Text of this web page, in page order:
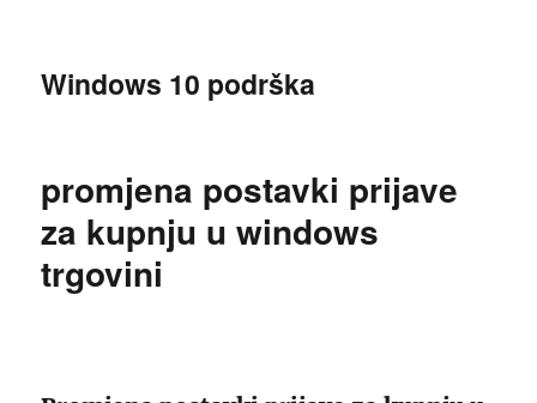
Windows 10 podrška
promjena postavki prijave
za kupnju u windows
trgovini